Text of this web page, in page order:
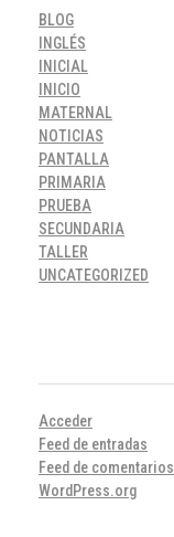
BLOG
INGLÉS
INICIAL
INICIO
MATERNAL
NOTICIAS
PANTALLA
PRIMARIA
PRUEBA
SECUNDARIA
TALLER
UNCATEGORIZED
Acceder
Feed de entradas
Feed de comentarios
WordPress.org